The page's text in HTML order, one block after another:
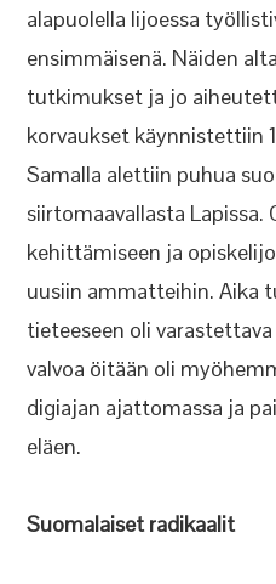
alapuolella Iijoessa
ensimmäisenä. Näiden
tutkimukset ja jo
korvaukset käynnistettiin
Samalla alettiin puhua
siirtomaavallasta
kehittämiseen ja
uusiin ammatteihin. Aika
tieteeseen oli
valvoa öitään oli
digiajan ajattomassa ja
eläen.
Suomalaiset radikaalit